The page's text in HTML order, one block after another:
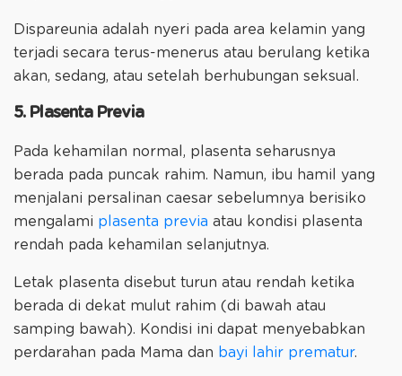
Dispareunia adalah nyeri pada area kelamin yang
terjadi secara terus-menerus atau berulang ketika
akan, sedang, atau setelah berhubungan seksual.
5. Plasenta Previa
Pada kehamilan normal, plasenta seharusnya
berada pada puncak rahim. Namun, ibu hamil yang
menjalani persalinan caesar sebelumnya berisiko
mengalami plasenta previa atau kondisi plasenta
rendah pada kehamilan selanjutnya.
Letak plasenta disebut turun atau rendah ketika
berada di dekat mulut rahim (di bawah atau
samping bawah). Kondisi ini dapat menyebabkan
perdarahan pada Mama dan bayi lahir prematur.